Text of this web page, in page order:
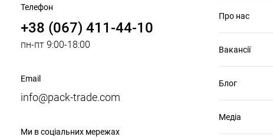
Телефон
+38 (067) 411-44-10
пн-пт 9:00-18:00
Email
info@pack-trade.com
Ми в соціальних мережах
Про нас
Вакансії
Блог
Медіа